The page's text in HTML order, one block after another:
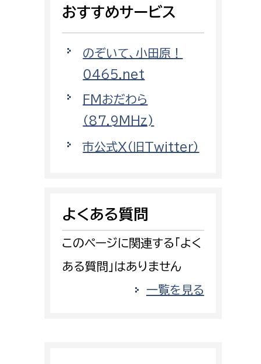
消防総務課
予防課
警防計画課
救急課
情報司令課
監査事務局
監査事務局
おすすめサービス
のぞいて、小田原！
0465.net
FMおだわら
（87.9MHz)
市公式X（旧Twitter）
よくある質問
このページに関連する「よく
ある質問」はありません
一覧を見る